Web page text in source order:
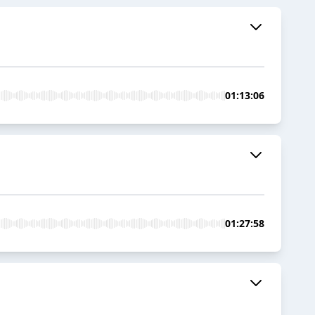
01:13:06
01:27:58